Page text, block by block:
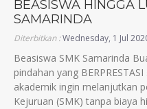
BEASISWA HINGGA
SAMARINDA
Diterbitkan :Wednesday, 1 Jul
Beasiswa SMK Samarinda
pindahan yang
akademik ingin melanjutkan
Kejuruan (SMK) tanpa biaya